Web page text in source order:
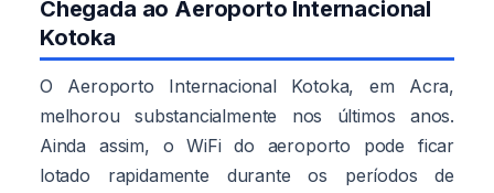
Chegada ao Aeroporto Internacional
Kotoka
O Aeroporto Internacional Kotoka, em Acra,
melhorou substancialmente nos últimos anos.
Ainda assim, o WiFi do aeroporto pode ficar
lotado rapidamente durante os períodos de